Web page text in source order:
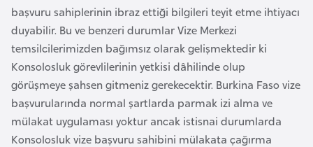
başvuru sahiplerinin ibraz ettiği bilgileri teyit etme ihtiyacı
duyabilir. Bu ve benzeri durumlar Vize Merkezi
temsilcilerimizden bağımsız olarak gelişmektedir ki
Konsolosluk görevlilerinin yetkisi dâhilinde olup
görüşmeye şahsen gitmeniz gerekecektir. Burkina Faso vize
başvurularında normal şartlarda parmak izi alma ve
mülakat uygulaması yoktur ancak istisnai durumlarda
Konsolosluk vize başvuru sahibini mülakata çağırma
i
k
K
o
n
g
o